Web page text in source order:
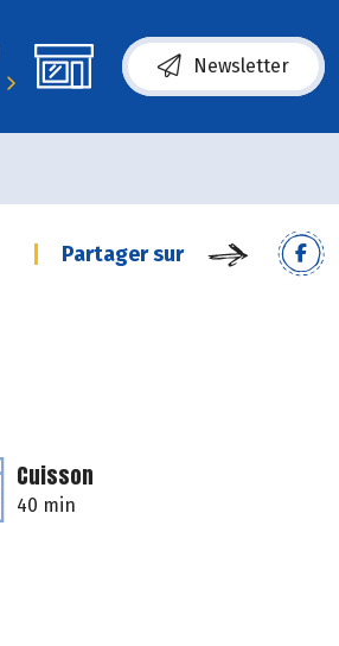
Newsletter
Partager sur
Cuisson
40 min